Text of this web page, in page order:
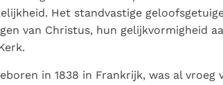
Het standvastige
van Christus, hun gelijkvormigheid
in 1838 in Frankrijk, was al